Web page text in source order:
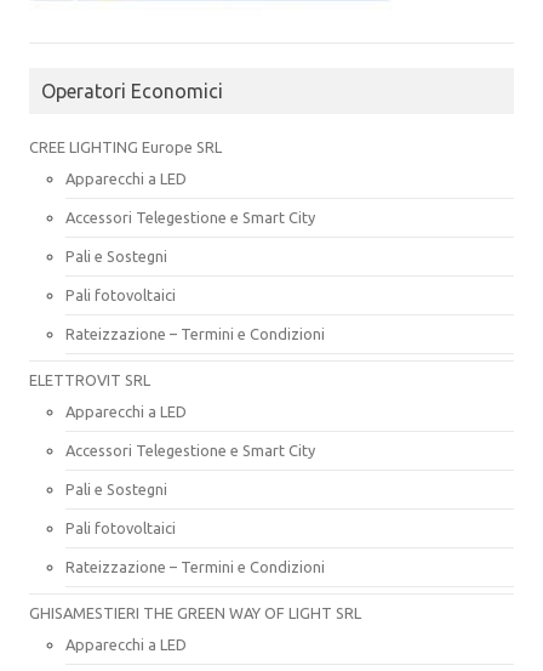
Operatori Economici
CREE LIGHTING Europe SRL
Apparecchi a LED
Accessori Telegestione e Smart City
Pali e Sostegni
Pali fotovoltaici
Rateizzazione – Termini e Condizioni
ELETTROVIT SRL
Apparecchi a LED
Accessori Telegestione e Smart City
Pali e Sostegni
Pali fotovoltaici
Rateizzazione – Termini e Condizioni
GHISAMESTIERI THE GREEN WAY OF LIGHT SRL
Apparecchi a LED